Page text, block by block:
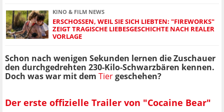
KINO & FILM NEWS
ERSCHOSSEN, WEIL SIE SICH LIEBTEN: "FIREWORKS"
ZEIGT TRAGISCHE LIEBESGESCHICHTE NACH REALER
VORLAGE
Schon nach wenigen Sekunden lernen die Zuschauer
den durchgedrehten 230-Kilo-Schwarzbären kennen.
Doch was war mit dem Tiergeschehen?
Der erste offizielle Trailer von "Cocaine Bear"